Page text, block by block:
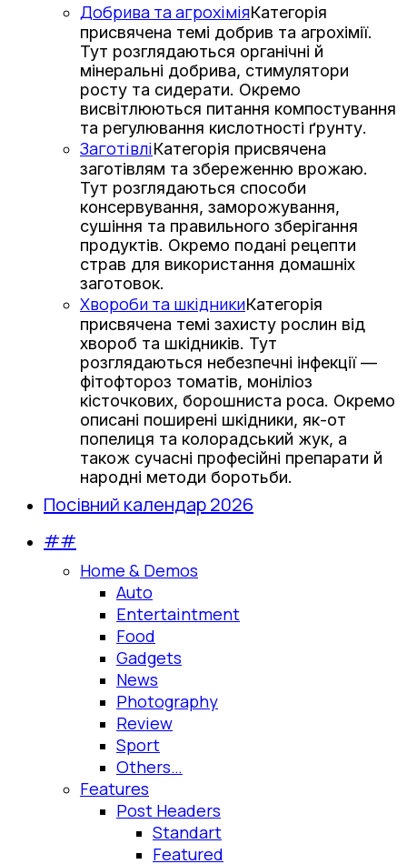
Добрива та агрохіміяКатегорія
присвячена темі добрив та агрохімії.
Тут розглядаються органічні й
мінеральні добрива, стимулятори
росту та сидерати. Окремо
висвітлюються питання компостування
та регулювання кислотності ґрунту.
ЗаготівліКатегорія присвячена
заготівлям та збереженню врожаю.
Тут розглядаються способи
консервування, заморожування,
сушіння та правильного зберігання
продуктів. Окремо подані рецепти
страв для використання домашніх
заготовок.
Хвороби та шкідникиКатегорія
присвячена темі захисту рослин від
хвороб та шкідників. Тут
розглядаються небезпечні інфекції —
фітофтороз томатів, моніліоз
кісточкових, борошниста роса. Окремо
описані поширені шкідники, як-от
попелиця та колорадський жук, а
також сучасні професійні препарати й
народні методи боротьби.
Посівний календар 2026
##
Home & Demos
Auto
Entertaintment
Food
Gadgets
News
Photography
Review
Sport
Others…
Features
Post Headers
Standart
Featured